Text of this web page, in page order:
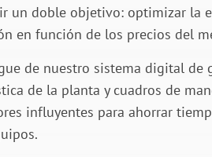
un doble objetivo: optimizar la
en función de los precios del
de nuestro sistema digital de
de la planta y cuadros de
influyentes para ahorrar